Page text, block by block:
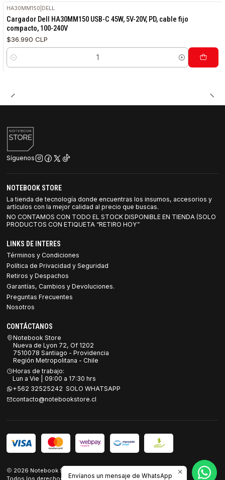
HA30MM150 DELL
Cargador Dell HA30MM150 USB-C 45W, 5V-20V, PD, cable fijo
compacto, 100-240V
$36.990 CLP
Cantidad
Síguenos
NOTEBOOK STORE
La tienda de tecnología donde encuentras los insumos, accesorios y
artículos con la mejor calidad al precio que buscas.
NO CONTAMOS CON TODO EL STOCK DISPONIBLE EN TIENDA (SOLO
PRODUCTOS CON ETIQUETA “RETIRO HOY”
LINKS DE INTERES
Términos y Condiciones
Política de Privacidad y Seguridad
Retiros y Despachos
Garantías, Cambios y Devoluciones.
Preguntas Frecuentes
Nosotros
CONTÁCTANOS
Notebook Store
Nueva de Lyon 72, Of 1202
7510078 Santiago - Providencia
Región Metropolitana - Chile
Horas de trabajo:
Lun a Vie | 09:00 a 17:30 hrs
+562 32525242 SOLO WHATSAPP
contacto@notebookstore.cl
2026 Notebook Store.
Todos los derechos reservados.Desarrollado por Jumpseller
Envíanos un mensaje de WhatsApp